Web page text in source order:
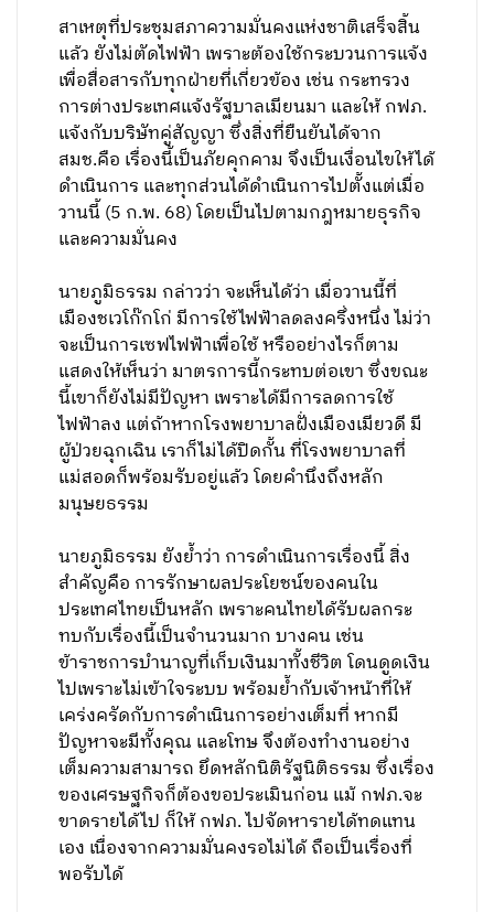
สาเหตุที่ประชุมสภาความมั่นคงแห่งชาติเสร็จสิ้น
แล้ว ยังไม่ตัดไฟฟ้า เพราะต้องใช้กระบวนการแจ้ง
เพื่อสื่อสารกับทุกฝ่ายที่เกี่ยวข้อง เช่น กระทรวง
การต่างประเทศแจ้งรัฐบาลเมียนมา และให้ กฟภ.
แจ้งกับบริษัทคู่สัญญา ซึ่งสิ่งที่ยืนยันได้จาก
สมช.คือ เรื่องนี้เป็นภัยคุกคาม จึงเป็นเงื่อนไขให้ได้
ดำเนินการ และทุกส่วนได้ดำเนินการไปตั้งแต่เมื่อ
วานนี้ (5 ก.พ. 68) โดยเป็นไปตามกฎหมายธุรกิจ
และความมั่นคง
นายภูมิธรรม กล่าวว่า จะเห็นได้ว่า เมื่อวานนี้ที่
เมืองชเวโก๊กโก่ มีการใช้ไฟฟ้าลดลงครึ่งหนึ่ง ไม่ว่า
จะเป็นการเซฟไฟฟ้าเพื่อใช้ หรืออย่างไรก็ตาม
แสดงให้เห็นว่า มาตรการนี้กระทบต่อเขา ซึ่งขณะ
นี้เขาก็ยังไม่มีปัญหา เพราะได้มีการลดการใช้
ไฟฟ้าลง แต่ถ้าหากโรงพยาบาลฝั่งเมืองเมียวดี มี
ผู้ป่วยฉุกเฉิน เราก็ไม่ได้ปิดกั้น ที่โรงพยาบาลที่
แม่สอดก็พร้อมรับอยู่แล้ว โดยคำนึงถึงหลัก
มนุษยธรรม
นายภูมิธรรม ยังย้ำว่า การดำเนินการเรื่องนี้ สิ่ง
สำคัญคือ การรักษาผลประโยชน์ของคนใน
ประเทศไทยเป็นหลัก เพราะคนไทยได้รับผลกระ
ทบกับเรื่องนี้เป็นจำนวนมาก บางคน เช่น
ข้าราชการบำนาญที่เก็บเงินมาทั้งชีวิต โดนดูดเงิน
ไปเพราะไม่เข้าใจระบบ พร้อมย้ำกับเจ้าหน้าที่ให้
เคร่งครัดกับการดำเนินการอย่างเต็มที่ หากมี
ปัญหาจะมีทั้งคุณ และโทษ จึงต้องทำงานอย่าง
เต็มความสามารถ ยึดหลักนิติรัฐนิติธรรม ซึ่งเรื่อง
ของเศรษฐกิจก็ต้องขอประเมินก่อน แม้ กฟภ.จะ
ขาดรายได้ไป ก็ให้ กฟภ. ไปจัดหารายได้ทดแทน
เอง เนื่องจากความมั่นคงรอไม่ได้ ถือเป็นเรื่องที่
พอรับได้